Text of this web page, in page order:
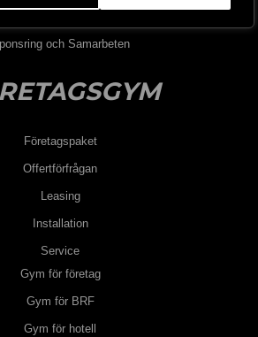
och Samarbeten
Företagspaket
Offertförfrågan
Leasing
Installation
Service
Gym för företag
Gym för BRF
Gym för hotell